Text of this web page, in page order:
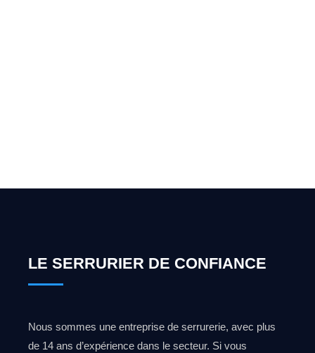
LE SERRURIER DE CONFIANCE
Nous sommes une entreprise de serrurerie, avec plus
de 14 ans d’expérience dans le secteur. Si vous